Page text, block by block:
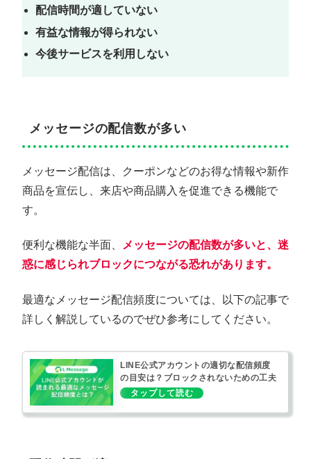
配信時間が適していない
有益な情報が得られない
今後サービスを利用しない
メッセージの配信数が多い
メッセージ配信は、クーポンなどのお得な情報や新作
商品を宣伝し、来店や商品購入を促進できる機能で
す。
便利な機能な半面、 メッセージの配信数が多いと、迷
惑に感じられブロックにつながる恐れがあります。
最適なメッセージ配信頻度については、以下の記事で
詳しく解説しているのでぜひ参考にしてください。
LINE公式アカウントの適切な配信頻度
の目安は？ブロックされないための工夫
も解説